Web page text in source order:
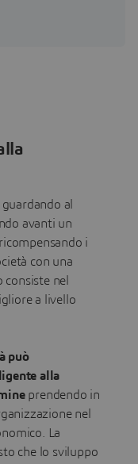
al
avanti un
i
con una
nel
a livello
può
alla
prendendo in
nel
La
che lo sviluppo